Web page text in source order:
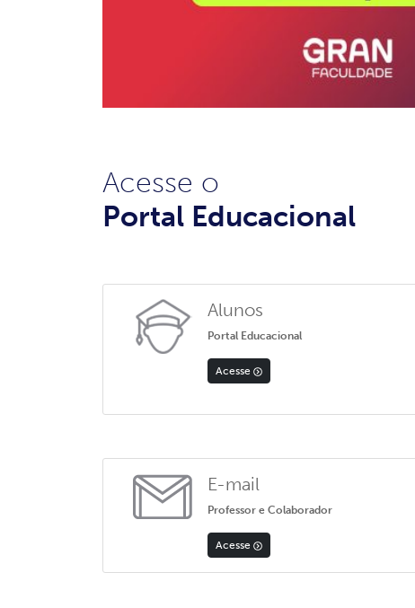
Acesse o
Portal Educacional
Alunos
Portal Educacional
Acesse
E-mail
Professor e Colaborador
Acesse